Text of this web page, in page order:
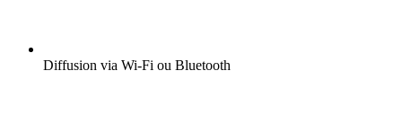
Diffusion via Wi-Fi ou Bluetooth